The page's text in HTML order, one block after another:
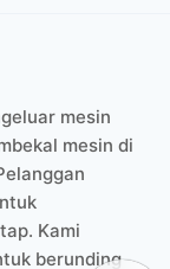
mesin
mesin di
Kami
berunding